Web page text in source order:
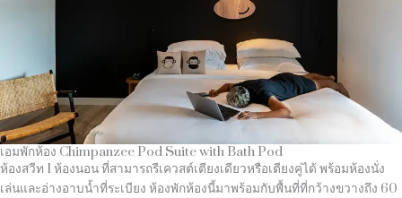
เอมพักห้อง Chimpanzee Pod Suite with Bath Pod
ห้องสวีท 1 ห้องนอน ที่สามารถรีเควสต์เตียงเดียวหรือเตียงคู่ได้ พร้อมห้องนั่ง
เล่นและอ่างอาบน้ำที่ระเบียง ห้องพักห้องนี้มาพร้อมกับพื้นที่ที่กว้างขวางถึง 60